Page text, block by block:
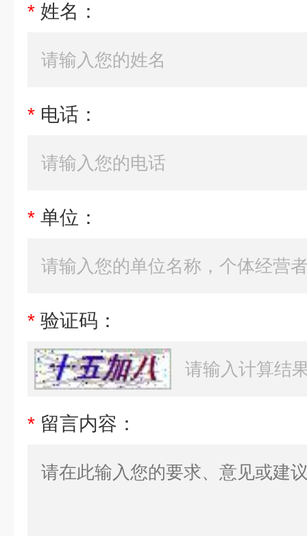
* 姓名：
* 电话：
* 单位：
* 验证码：
* 留言内容：